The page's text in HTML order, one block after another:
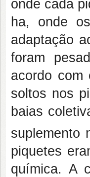
onde cada
ha, onde
adaptação
foram
acordo com
soltos nos
baias
suplemento
piquetes
química. A